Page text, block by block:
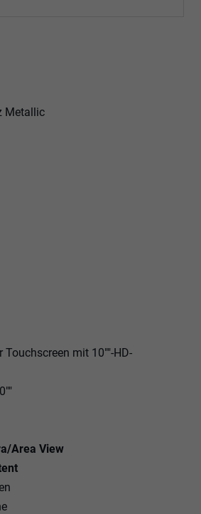
Metallic
mit 10""-HD-
Area View